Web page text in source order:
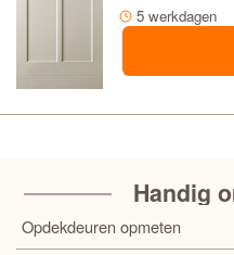
5 werkdagen
Handig
Opdekdeuren opmeten